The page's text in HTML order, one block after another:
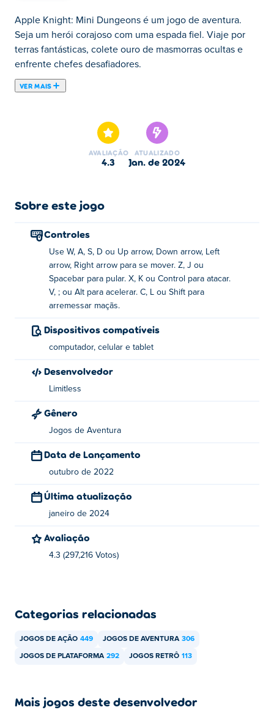
Apple Knight: Mini Dungeons é um jogo de aventura.
Seja um herói corajoso com uma espada fiel. Viaje por
terras fantásticas, colete ouro de masmorras ocultas e
enfrente chefes desafiadores.
VER MAIS
espada confiável e muitas maçãs. Explore um reino em
uma terra de fantasia distante, onde você pode embarcar
em aventuras heróicas. Descubra florestas mágicas e lute
trajes emocionantes e derrote todos os chefes difíceis
jogue maçãs, faça o que for preciso para completar
Apple Knight: Mini Dungeons e desbloqueie todos os
segredos do jogo.
Como jogar Apple Knight: Mini Dungeons?
Mover - WASD ou teclas de seta
Salto - Z ou J ou Espaço
Traço - V ou ; ou Alt
Jogue maçãs - C ou L ou Shift
Quem criou Apple Knight: Mini Dungeons?
Apple Knight: Mini Dungeons foi criado pela Limitless.
Fight, e viking-village!
Como posso jogar Apple Knight: Mini
Dungeons gratuitamente?
Você pode jogar Apple Knight: Mini Dungeons
dispositivos móveis e desktop?
Apple Knight: Mini Dungeons pode ser jogado em seu
computador e em dispositivos móveis, como telefones e
AVALIAÇÃO
4.3
ATUALIZADO
jan. de 2024
Sobre este jogo
Controles
Use W, A, S, D ou Up arrow, Down arrow, Left
arrow, Right arrow para se mover. Z, J ou
Spacebar para pular. X, K ou Control para atacar.
V, ; ou Alt para acelerar. C, L ou Shift para
arremessar maçãs.
Dispositivos compatíveis
computador, celular e tablet
Desenvolvedor
Limitless
Gênero
Jogos de Aventura
Data de Lançamento
outubro de 2022
Última atualização
janeiro de 2024
Avaliação
4.3 (297,216 Votos)
Categorias relacionadas
JOGOS DE AÇÃO 449 JOGOS DE AVENTURA 306
JOGOS DE PLATAFORMA 292 JOGOS RETRÔ 113
Mais jogos deste desenvolvedor